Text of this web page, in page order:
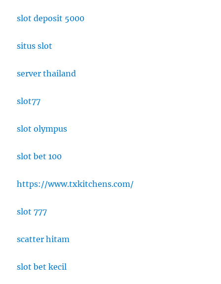
slot deposit 5000
situs slot
server thailand
slot77
slot olympus
slot bet 100
https://www.txkitchens.com/
slot 777
scatter hitam
slot bet kecil